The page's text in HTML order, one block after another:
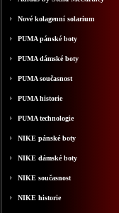
Nové kolagenní solarium
PUMA pánské boty
PUMA dámské boty
PUMA současnost
PUMA historie
PUMA technologie
NIKE pánské boty
NIKE dámské boty
NIKE současnost
NIKE historie